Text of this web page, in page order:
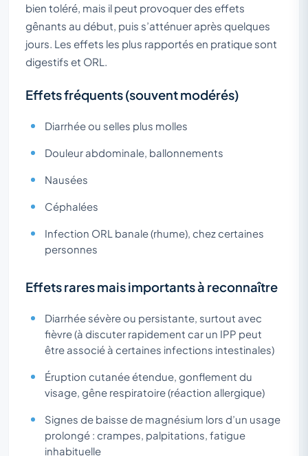
bien toléré, mais il peut provoquer des effets
gênants au début, puis s’atténuer après quelques
jours. Les effets les plus rapportés en pratique sont
digestifs et ORL.
Effets fréquents (souvent modérés)
Diarrhée ou selles plus molles
Douleur abdominale, ballonnements
Nausées
Céphalées
Infection ORL banale (rhume), chez certaines
personnes
Effets rares mais importants à reconnaître
Diarrhée sévère ou persistante, surtout avec
fièvre (à discuter rapidement car un IPP peut
être associé à certaines infections intestinales)
Éruption cutanée étendue, gonflement du
visage, gêne respiratoire (réaction allergique)
Signes de baisse de magnésium lors d’un usage
prolongé : crampes, palpitations, fatigue
inhabituelle